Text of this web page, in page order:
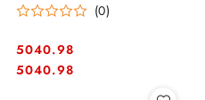
(0)
Cena:
5040.98
Cena:
5040.98